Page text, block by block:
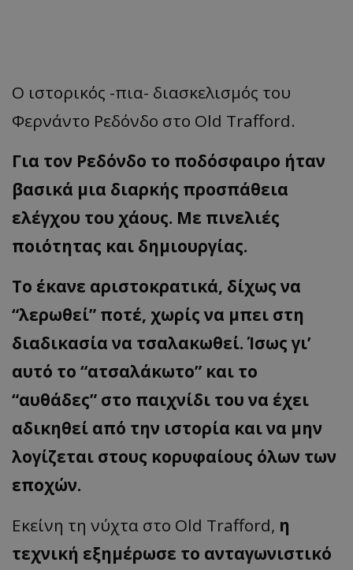
Ο ιστορικός -πια- διασκελισμός του
Φερνάντο Ρεδόνδο στο Old Trafford.
Για τον Ρεδόνδο το ποδόσφαιρο ήταν
βασικά μια διαρκής προσπάθεια
ελέγχου του χάους. Με πινελιές
ποιότητας και δημιουργίας.
Το έκανε αριστοκρατικά, δίχως να
“λερωθεί” ποτέ, χωρίς να μπει στη
διαδικασία να τσαλακωθεί. Ίσως γι’
αυτό το “ατσαλάκωτο” και το
“αυθάδες” στο παιχνίδι του να έχει
αδικηθεί από την ιστορία και να μην
λογίζεται στους κορυφαίους όλων των
εποχών.
Εκείνη τη νύχτα στο Old Trafford, η
τεχνική εξημέρωσε το ανταγωνιστικό